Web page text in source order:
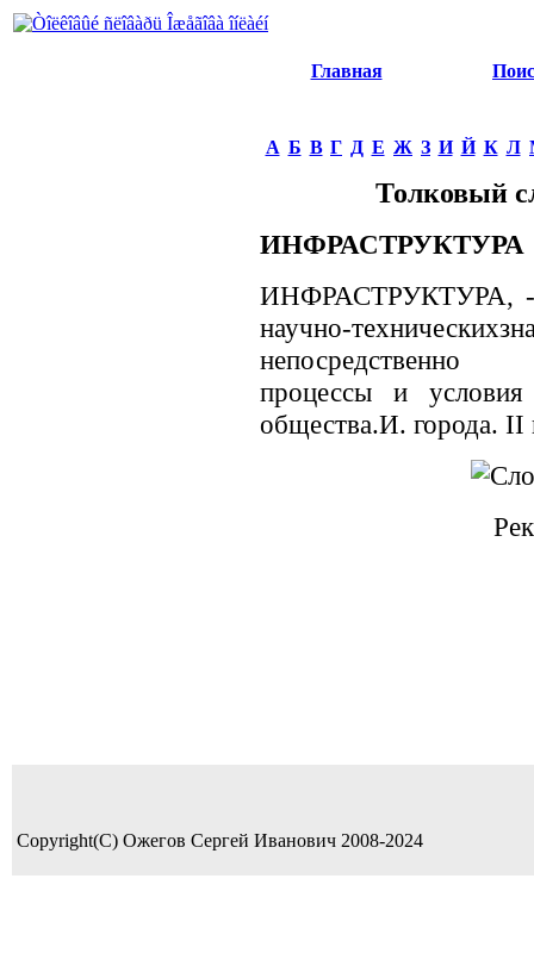
Главная
А Б В Г Д Е Ж З И Й К Л
Толковый
ИНФРАСТРУКТУРА
ИНФРАСТРУКТУРА, -
научно-
непосредственно
процессы и условия
общества.И. города. II
Copyright(C) Ожегов Сергей Иванович 2008-2024